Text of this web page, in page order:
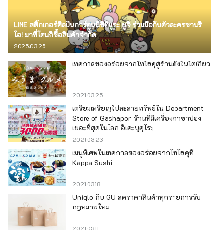
LINE สติ๊กเกอร์ศิลปินการ์ตูนนิชิทีมูระ ยูจิ ร่วมมือกับตัวละครซานริ
โอ! มาที่โดนกิซื้อสินค้าจำกัด
2025.03.25
เทศกาลของอร่อยจากโทโฮคุสู่ร้านดังในโตเกียว
2021.03.25
เตรียมเหรียญไปละลายทรัพย์ใน Department
Store of Gashapon ร้านที่มีเครื่องกาชาปอง
เยอะที่สุดในโลก อิเคะบุคุโระ
2021.03.23
เมนูพิเศษในเทศกาลของอร่อยจากโทโฮคุที่
Kappa Sushi
2021.03.18
Uniqlo กับ GU ลดราคาสินค้าทุกรายการรับ
กฎหมายใหม่
2021.03.11